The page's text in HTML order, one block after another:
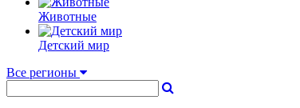
Животные
Детский мир
Все регионы